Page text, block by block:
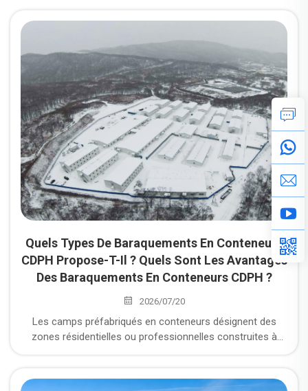
court ou moyen terme — par exemple des opérations
minières, des projets énergétiques et pétroliers et gaziers,
des chantiers de construction, des zones d’aide
humanitaire après une catastrophe, ainsi que des
installations militaires ou industrielles où un logement
permanent n’est ni pratique ni disponible.
Quels Types De Baraquements En Conteneurs
CDPH Propose-T-Il ? Quels Sont Les Avantages
Des Baraquements En Conteneurs CDPH ?
2026/07/20
Les camps préfabriqués en conteneurs désignent des
zones résidentielles ou professionnelles construites à
trois grandes usines de fabrication ; quels types